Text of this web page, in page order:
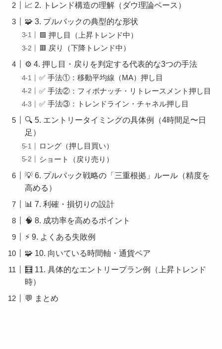
📈 2. トレンド構造の理解（ダウ理論ベース）
🧩 3. プルバックの典型的な形状
🟩 押し目（上昇トレンド中）
🟥 戻り（下降トレンド中）
⚙️ 4. 押し目・戻りを判定する代表的な3つの手法
✅ 手法①：移動平均線（MA）押し目
✅ 手法②：フィボナッチ・リトレースメント押し目
✅ 手法③：トレンドライン・チャネル押し目
🔍 5. エントリータイミングの具体例（4時間足〜日
足）
ロング（押し目買い）
ショート（戻り売り）
💡 6. プルバック戦略の「三重根拠」ルール（精度を
高める）
📊 7. 利確・損切りの設計
🧠 8. 成功率を高めるポイント
⚡ 9. よくある失敗例
🧩 10. 向いている時間軸・通貨ペア
🧮 11. 具体的なエントリープラン例（上昇トレンド
時）
💬 まとめ